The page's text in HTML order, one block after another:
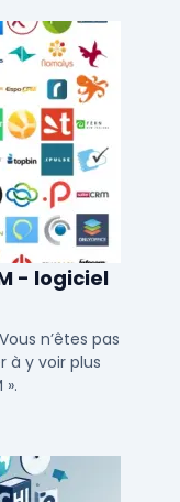
- logiciel
n’êtes pas
à y voir plus